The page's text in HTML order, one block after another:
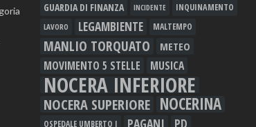
GUARDIA DI FINANZA INCIDENTE INQUINAMENTO
LAVORO LEGAMBIENTE MALTEMPO
MANLIO TORQUATO METEO
MOVIMENTO 5 STELLE MUSICA
NOCERA INFERIORE
NOCERA SUPERIORE NOCERINA
OSPEDALE UMBERTO I PAGANI PD